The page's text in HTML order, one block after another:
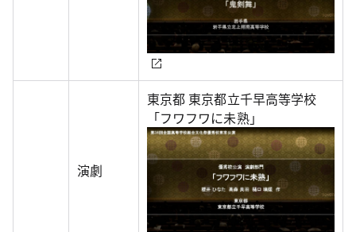
演劇
東京都 東京都立千早高等学校
「フワフワに未熟」